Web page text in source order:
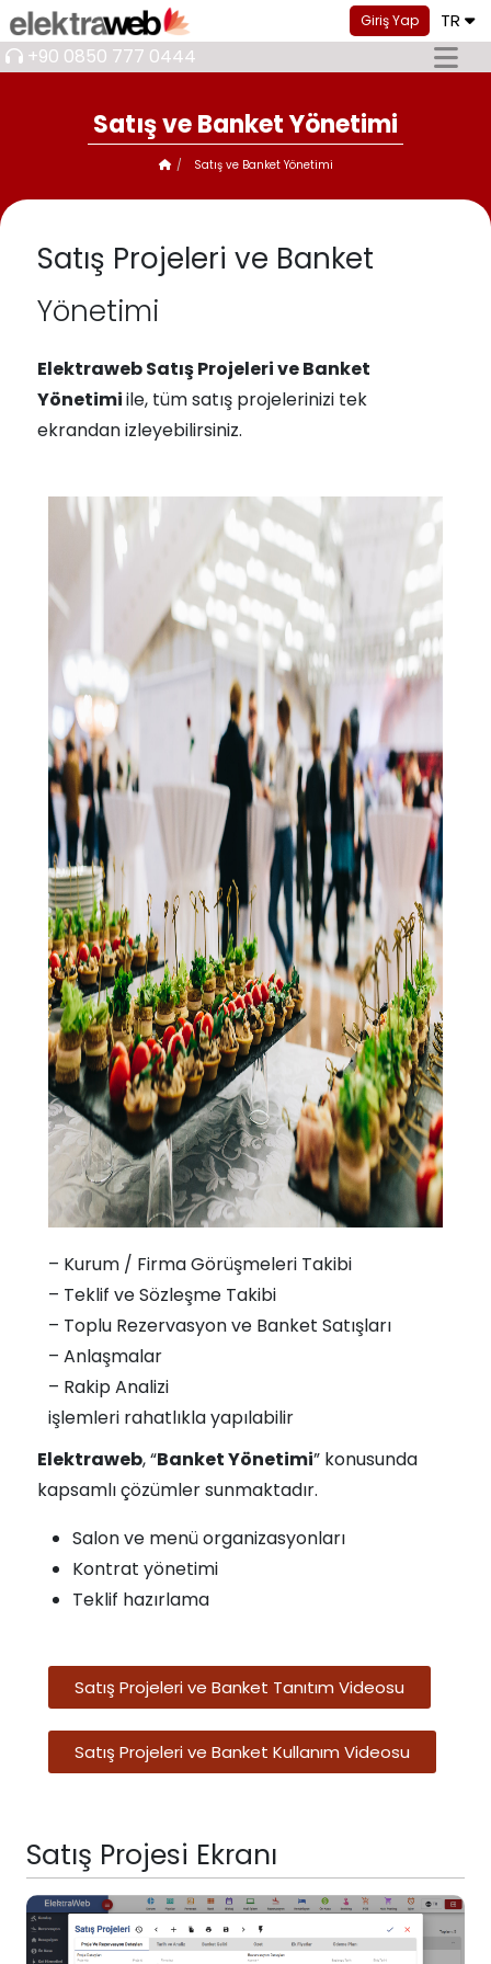
Giriş Yap TR
+90 0850 777 0444
Satış ve Banket Yönetimi
Satış ve Banket Yönetimi
Satış Projeleri ve Banket
Yönetimi
Elektraweb Satış Projeleri ve Banket
Yönetimiile, tüm satış projelerinizi tek
ekrandan izleyebilirsiniz.
– Kurum / Firma Görüşmeleri Takibi
– Teklif ve Sözleşme Takibi
– Toplu Rezervasyon ve Banket Satışları
– Anlaşmalar
– Rakip Analizi
işlemleri rahatlıkla yapılabilir
Elektraweb, “Banket Yönetimi” konusunda
kapsamlı çözümler sunmaktadır.
Salon ve menü organizasyonları
Kontrat yönetimi
Teklif hazırlama
Satış Projeleri ve Banket Tanıtım Videosu
Satış Projeleri ve Banket Kullanım Videosu
Satış Projesi Ekranı